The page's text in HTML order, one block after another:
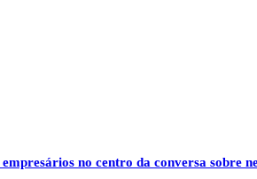
no centro da conversa sobre